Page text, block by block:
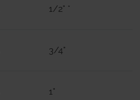
1/2" *
3/4"
1"